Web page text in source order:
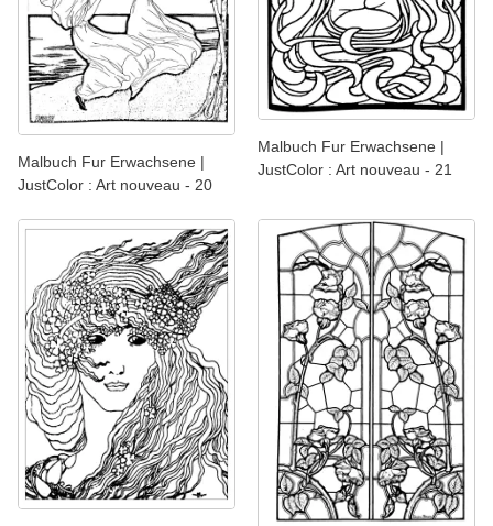
Malbuch Fur Erwachsene |
JustColor : Art nouveau - 20
Malbuch Fur Erwachsene |
JustColor : Art nouveau - 21